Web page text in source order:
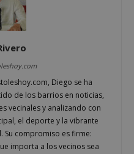
Diego se ha
de los barrios en noticias,
vecinales y analizando con
el deporte y la vibrante
Su compromiso es firme:
importa a los vecinos sea
Cloudflare Inc.
CookieScript
mostoleshoy.com